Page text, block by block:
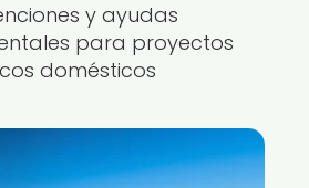
y ayudas
para proyectos
domésticos